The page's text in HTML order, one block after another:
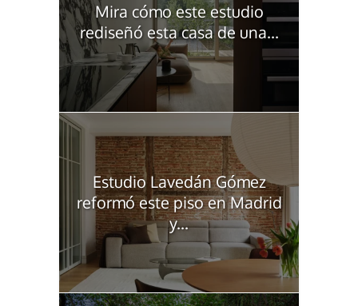
Mira cómo este estudio
rediseñó esta casa de una...
Estudio Lavedán Gómez
reformó este piso en Madrid
y...